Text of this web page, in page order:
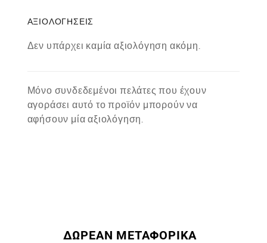
ΑΞΙΟΛΟΓΉΣΕΙΣ
Δεν υπάρχει καμία αξιολόγηση ακόμη.
Μόνο συνδεδεμένοι πελάτες που έχουν
αγοράσει αυτό το προϊόν μπορούν να
αφήσουν μία αξιολόγηση.
ΔΩΡΕΑΝ ΜΕΤΑΦΟΡΙΚΑ